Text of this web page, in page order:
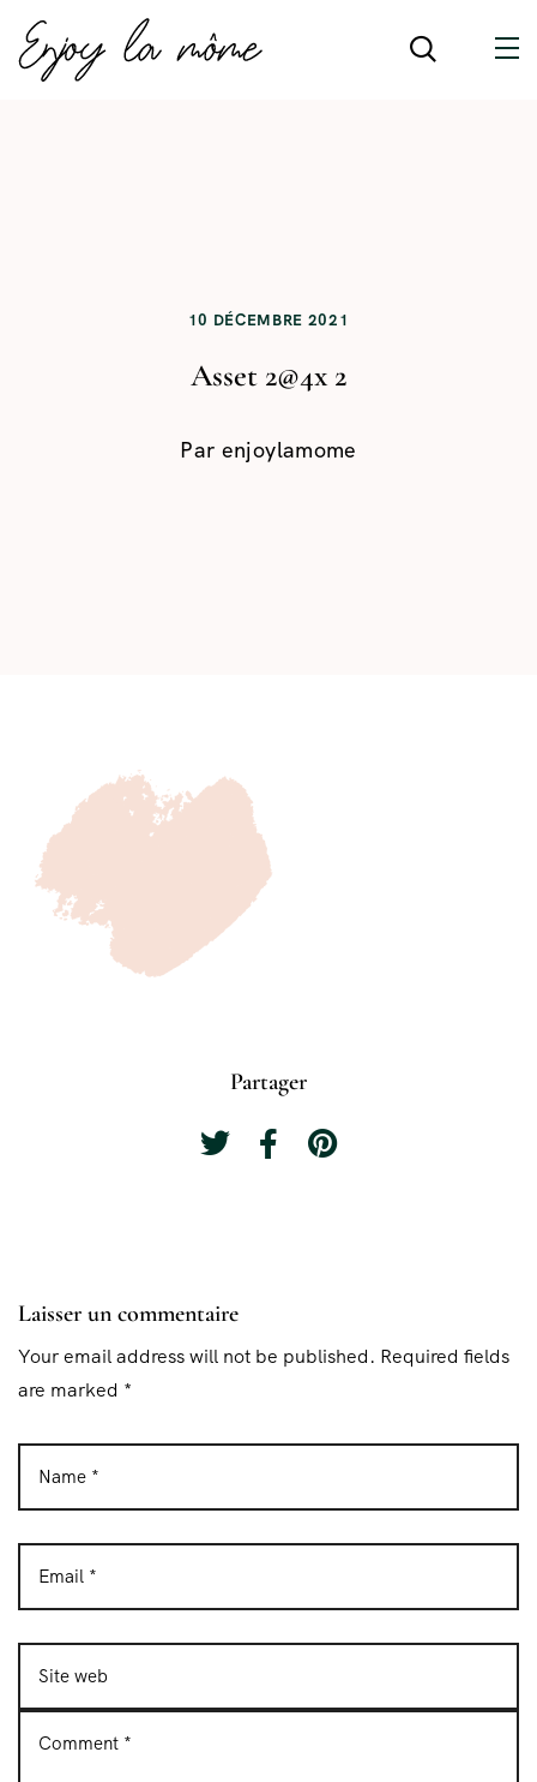
10 DÉCEMBRE 2021
Asset 2@4x 2
Par enjoylamome
Partager
Laisser un commentaire
Your email address will not be published. Required fields
are marked *